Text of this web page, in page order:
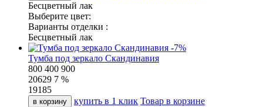
Бесцветный лак
Выберите цвет:
Варианты отделки :
Бесцветный лак
-7%
Тумба под зеркало Скандинавия
800 400 900
20629 7 %
19185
в корзину купить в 1 клик Товар в корзине